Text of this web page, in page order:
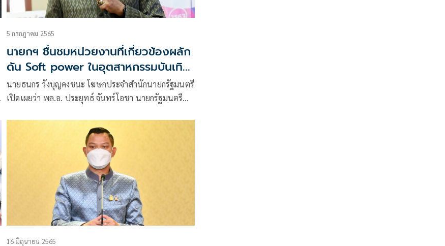
5 กรกฎาคม 2565
นายกฯ ชื่นชมหน่วยงานที่เกี่ยวข้องผลัก
ดัน Soft power ในอุตสาหกรรมบันเทิง
อย่างเป็นรูปธรรม
นายธนกร วังบุญคงชนะ โฆษกประจำสำนักนายกรัฐมนตรี
เปิดเผยว่า พล.อ. ประยุทธ์ จันทร์โอชา นายกรัฐมนตรี
เกี่ยวข้องที่มีส่วนผลักดันนโยบาย Soft power ของไทยใน
16 มิถุนายน 2565